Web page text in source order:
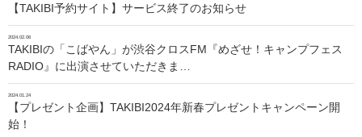
【TAKIBI予約サイト】サービス終了のお知らせ
2024.02.06
TAKIBIの「こばやん」が渋谷クロスFM『めざせ！キャンプフェス
RADIO』に出演させていただきま…
2024.01.24
【プレゼント企画】TAKIBI2024年新春プレゼントキャンペーン開
始！